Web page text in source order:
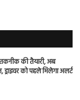
की तैयारी, अब
को पहले मिलेगा अलर्ट